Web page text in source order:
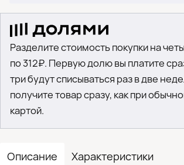
Описание Характеристики
Разделите стоимость покупки на
по 312₽. Первую долю вы платите
три будут списываться раз в две
получите товар сразу, как при
картой.